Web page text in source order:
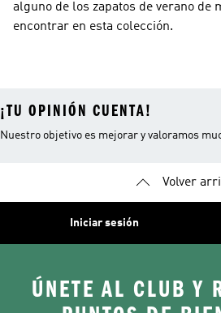
alguno de los zapatos de verano de
encontrar en esta colección.
¡TU OPINIÓN CUENTA!
Nuestro objetivo es mejorar y valoramos
Volver
Iniciar sesión
ÚNETE AL CLUB Y